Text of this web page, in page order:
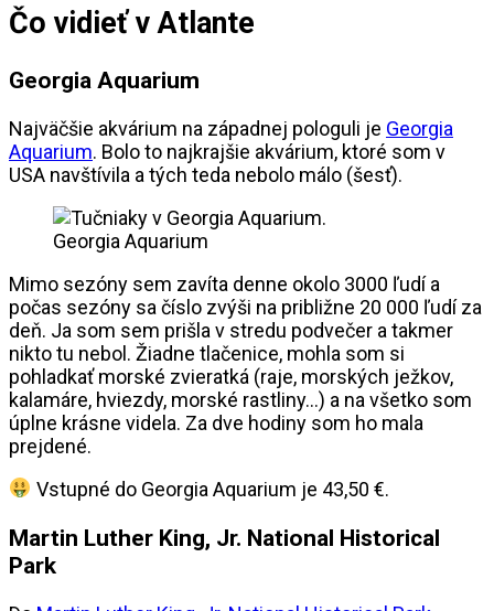
Čo vidieť v Atlante
Georgia Aquarium
Najväčšie akvárium na západnej pologuli je Georgia
Aquarium. Bolo to najkrajšie akvárium, ktoré som v
USA navštívila a tých teda nebolo málo (šesť).
Georgia Aquarium
Mimo sezóny sem zavíta denne okolo 3000 ľudí a
počas sezóny sa číslo zvýši na približne 20 000 ľudí za
deň. Ja som sem prišla v stredu podvečer a takmer
nikto tu nebol. Žiadne tlačenice, mohla som si
pohladkať morské zvieratká (raje, morských ježkov,
kalamáre, hviezdy, morské rastliny…) a na všetko som
úplne krásne videla. Za dve hodiny som ho mala
prejdené.
Vstupné do Georgia Aquarium je 43,50 €.
Martin Luther King, Jr. National Historical
Park